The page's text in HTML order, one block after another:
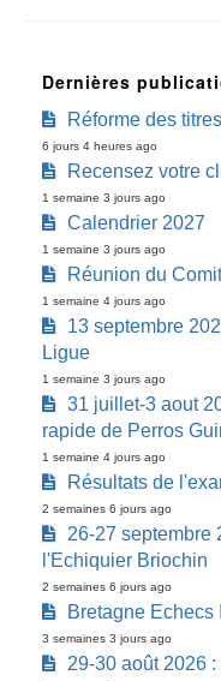
Dernières
Réforme des
6 jours 4 heures ago
Recensez votre
1 semaine 3 jours ago
Calendrier 2027
1 semaine 3 jours ago
Réunion du
1 semaine 4 jours ago
13 septembre
Ligue
1 semaine 3 jours ago
31 juillet-3 aout
rapide de Perros
1 semaine 4 jours ago
Résultats de
2 semaines 6 jours ago
26-27 septembre
l'Echiquier Briochin
2 semaines 6 jours ago
Bretagne Echecs
3 semaines 3 jours ago
29-30 août 2026